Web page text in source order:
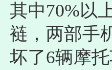
其中70%以
裢，两部手
坏了6辆摩